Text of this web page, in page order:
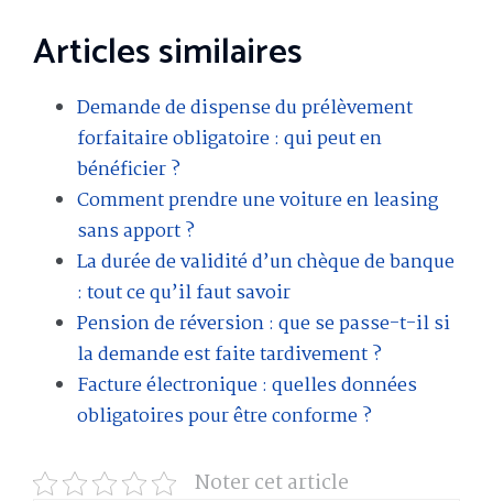
Articles similaires
Demande de dispense du prélèvement
forfaitaire obligatoire : qui peut en
bénéficier ?
Comment prendre une voiture en leasing
sans apport ?
La durée de validité d’un chèque de banque
: tout ce qu’il faut savoir
Pension de réversion : que se passe-t-il si
la demande est faite tardivement ?
Facture électronique : quelles données
obligatoires pour être conforme ?
Noter cet article